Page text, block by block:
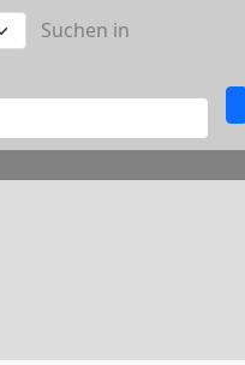
Suchen in